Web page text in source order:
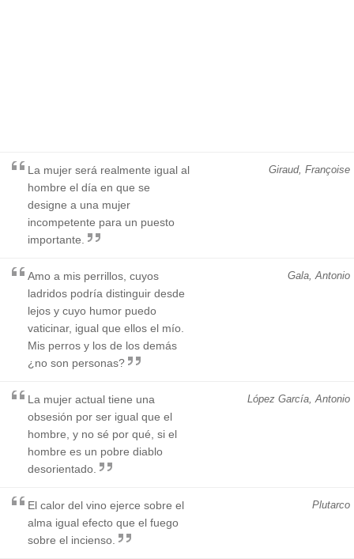
Giraud, Françoise
La mujer será realmente igual al
hombre el día en que se
designe a una mujer
incompetente para un puesto
importante.
Gala, Antonio
Amo a mis perrillos, cuyos
ladridos podría distinguir desde
lejos y cuyo humor puedo
vaticinar, igual que ellos el mío.
Mis perros y los de los demás
¿no son personas?
López García, Antonio
La mujer actual tiene una
obsesión por ser igual que el
hombre, y no sé por qué, si el
hombre es un pobre diablo
desorientado.
Plutarco
El calor del vino ejerce sobre el
alma igual efecto que el fuego
sobre el incienso.